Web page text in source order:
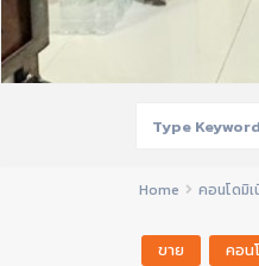
Home คอนโดมิเ
ขาย คอน